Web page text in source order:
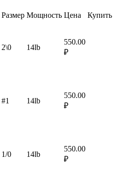
Размер Мощность Цена Купить
2\0 14lb
550.00
₽
#1 14lb
550.00
₽
1/0 14lb
550.00
₽